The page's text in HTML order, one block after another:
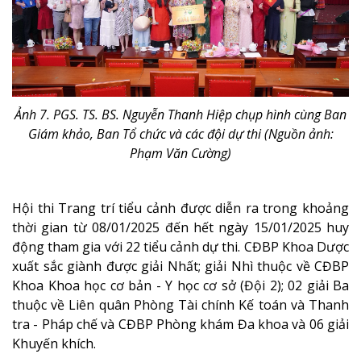
Ảnh 7. PGS. TS. BS. Nguyễn Thanh Hiệp chụp hình cùng Ban
Giám khảo, Ban Tổ chức và các đội dự thi (Nguồn ảnh:
Phạm Văn Cường)
Hội thi Trang trí tiểu cảnh được diễn ra trong khoảng
thời gian từ 08/01/2025 đến hết ngày 15/01/2025 huy
động tham gia với 22 tiểu cảnh dự thi. CĐBP Khoa Dược
xuất sắc giành được giải Nhất; giải Nhì thuộc về CĐBP
Khoa Khoa học cơ bản - Y học cơ sở (Đội 2); 02 giải Ba
thuộc về Liên quân Phòng Tài chính Kế toán và Thanh
tra - Pháp chế và CĐBP Phòng khám Đa khoa và 06 giải
Khuyến khích.